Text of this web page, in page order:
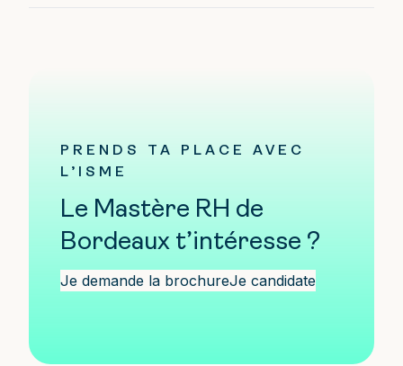
PRENDS TA PLACE AVEC
L’ISME
Le Mastère RH de
Bordeaux t’intéresse ?
Je demande la brochureJe candidate